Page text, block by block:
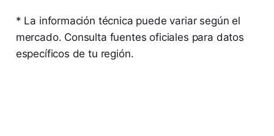
* La información técnica puede variar según el
mercado. Consulta fuentes oficiales para datos
específicos de tu región.